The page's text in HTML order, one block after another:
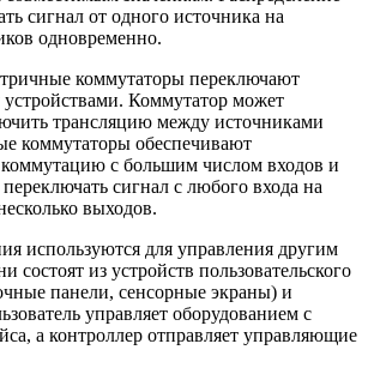
сигнал от одного источника на
одновременно.
коммутаторы переключают
Коммутатор может
трансляцию между источниками
коммутаторы обеспечивают
с большим числом входов и
сигнал с любого входа на
выходов.
используются для управления другим
состоят из устройств пользовательского
панели, сенсорные экраны) и
управляет оборудованием с
а контроллер отправляет управляющие